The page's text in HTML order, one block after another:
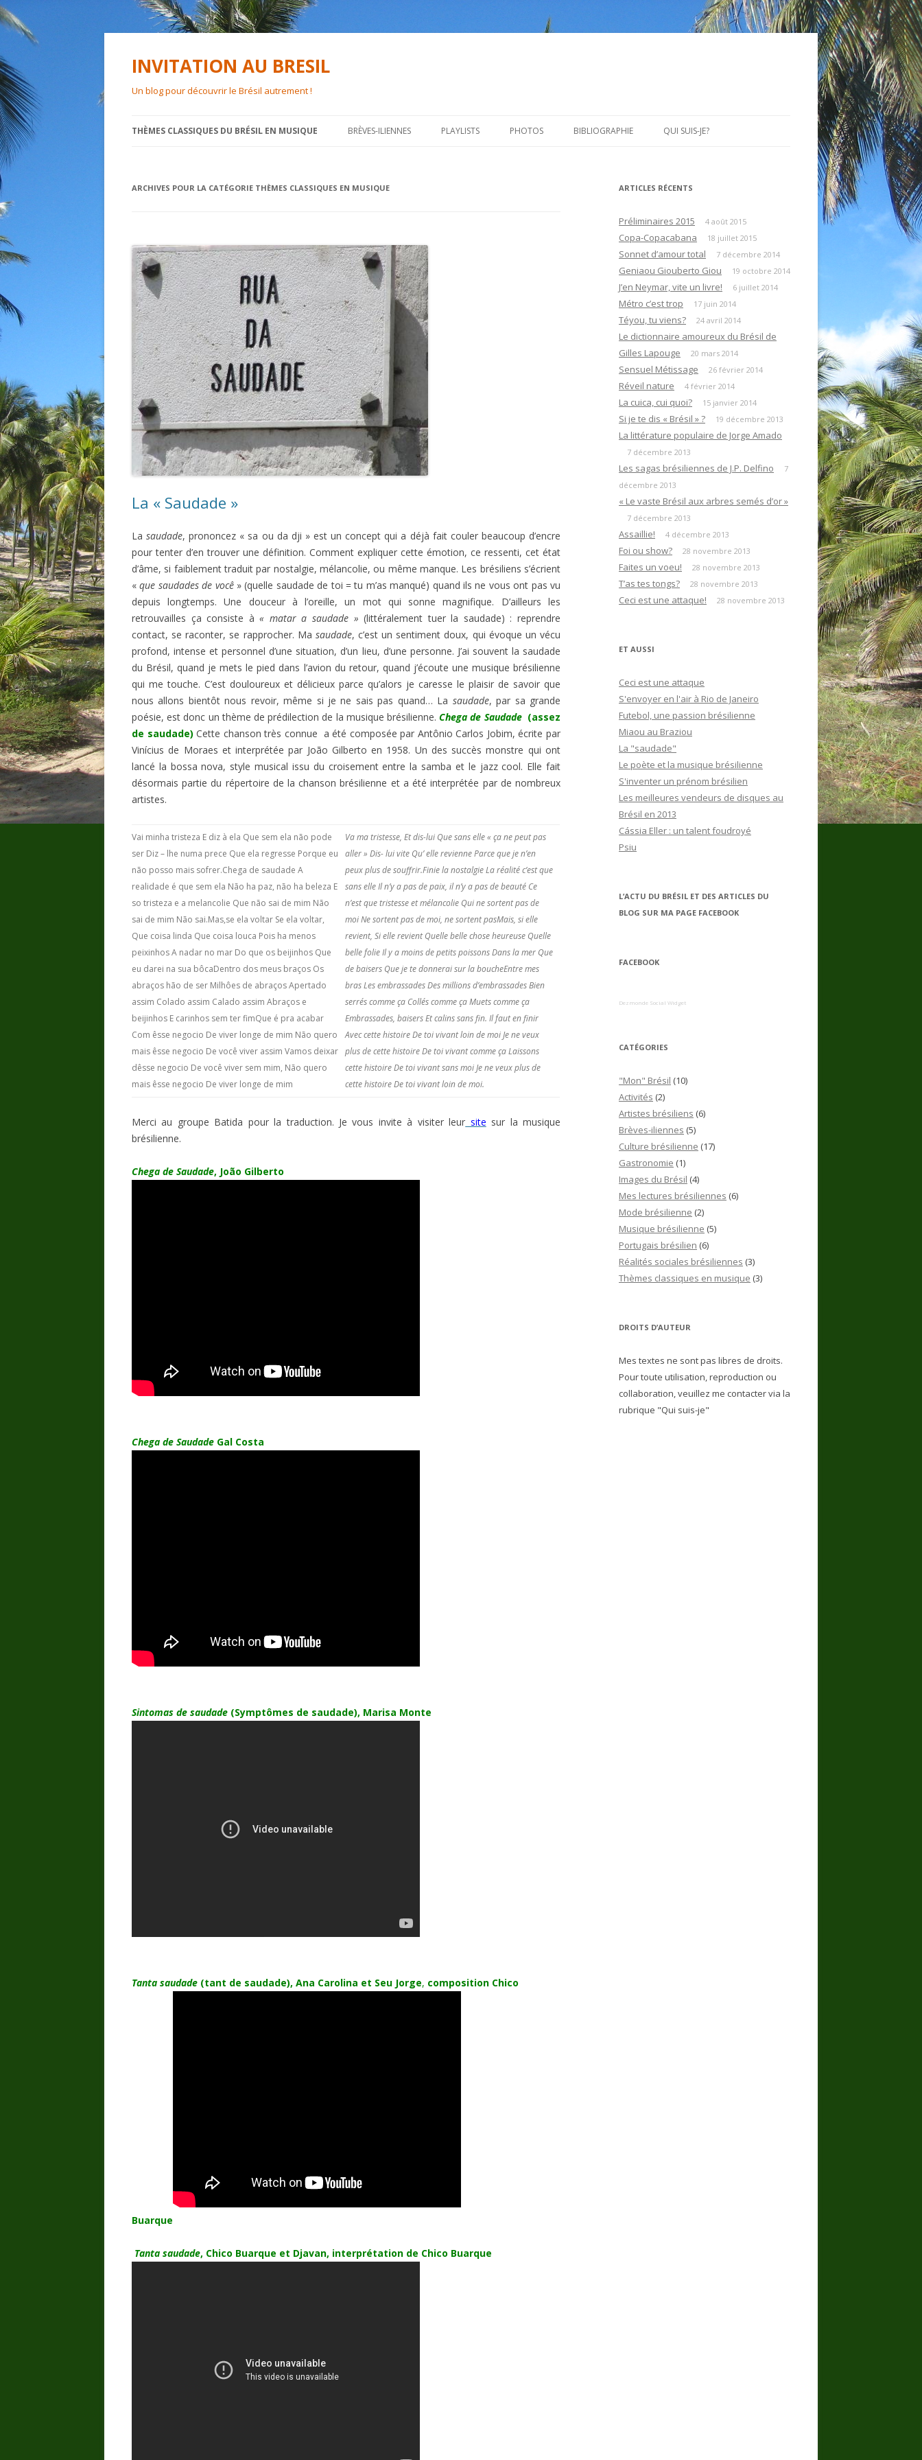
INVITATION AU BRESIL
Un blog pour découvrir le Brésil autrement !
au
THÈMES CLASSIQUES DU BRÉSIL EN MUSIQUE BRÈVES-ILIENNES PLAYLISTS PHOTOS BIBLIOGRAPHIE QUI SUIS-JE?
ARCHIVES POUR LA CATÉGORIE THÈMES CLASSIQUES EN MUSIQUE
La « Saudade »
Lasaudade, prononcez « sa ou da dji » est un concept qui a déjà fait couler beaucoup d’encre
pour tenter d’en trouver une définition. Comment expliquer cette émotion, ce ressenti, cet état
d’âme, si faiblement traduit par nostalgie, mélancolie, ou même manque. Les brésiliens s’écrient
«que saudades de você» (quelle saudade de toi = tu m’as manqué) quand ils ne vous ont pas vu
depuis longtemps. Une douceur à l’oreille, un mot qui sonne magnifique. D’ailleurs les
retrouvailles ça consiste à« matar a saudade » (littéralement tuer la saudade) : reprendre
contact, se raconter, se rapprocher. Ma saudade, c’est un sentiment doux, qui évoque un vécu
profond, intense et personnel d’une situation, d’un lieu, d’une personne. J’ai souvent la saudade
du Brésil, quand je mets le pied dans l’avion du retour, quand j’écoute une musique brésilienne
qui me touche. C’est douloureux et délicieux parce qu’alors je caresse le plaisir de savoir que
nous allons bientôt nous revoir, même si je ne sais pas quand… La saudade, par sa grande
poésie, est donc un thème de prédilection de la musique brésilienne.Chega de Saudade (assez
de saudade) Cette chanson très connue a été composée par Antônio Carlos Jobim, écrite par
Vinícius de Moraes et interprétée par João Gilberto en 1958. Un des succès monstre qui ont
lancé la bossa nova, style musical issu du croisement entre la samba et le jazz cool. Elle fait
désormais partie du répertoire de la chanson brésilienne et a été interprétée par de nombreux
artistes.
Vai minha tristeza E diz à ela Que sem ela não pode
ser Diz – lhe numa prece Que ela regresse Porque eu
não posso mais sofrer.Chega de saudade A
realidade é que sem ela Não ha paz, não ha beleza E
so tristeza e a melancolie Que não sai de mim Não
sai de mim Não sai.Mas,se ela voltar Se ela voltar,
Que coisa linda Que coisa louca Pois ha menos
peixinhos A nadar no mar Do que os beijinhos Que
eu darei na sua bôcaDentro dos meus braços Os
abraços hão de ser Milhôes de abraços Apertado
assim Colado assim Calado assim Abraços e
beijinhos E carinhos sem ter fimQue é pra acabar
Com êsse negocio De viver longe de mim Não quero
mais êsse negocio De você viver assim Vamos deixar
dêsse negocio De você viver sem mim, Não quero
mais êsse negocio De viver longe de mim
Va ma tristesse, Et dis-lui Que sans elle « ça ne peut pas
aller » Dis- lui vite Qu’ elle revienne Parce que je n’en
peux plus de souffrir.Finie la nostalgie La réalité c’est que
sans elle Il n’y a pas de paix, il n’y a pas de beauté Ce
n’est que tristesse et mélancolie Qui ne sortent pas de
moi Ne sortent pas de moi, ne sortent pasMais, si elle
revient, Si elle revient Quelle belle chose heureuse Quelle
belle folie Il y a moins de petits poissons Dans la mer Que
de baisers Que je te donnerai sur la boucheEntre mes
bras Les embrassades Des millions d’embrassades Bien
serrés comme ça Collés comme ça Muets comme ça
Embrassades, baisers Et calins sans fin. Il faut en finir
Avec cette histoire De toi vivant loin de moi Je ne veux
plus de cette histoire De toi vivant comme ça Laissons
cette histoire De toi vivant sans moi Je ne veux plus de
cette histoire De toi vivant loin de moi.
Merci au groupe Batida pour la traduction. Je vous invite à visiter leur site sur la musique
brésilienne.
Chega de Saudade, João Gilberto
Chega de Saudade Gal Costa
Sintomas de saudade (Symptômes de saudade), Marisa Monte
Tanta saudade (tant de saudade), Ana Carolina et Seu Jorge, composition Chico
Buarque
Tanta saudade, Chico Buarque et Djavan, interprétation de Chico Buarque
ARTICLES RÉCENTS
Préliminaires 2015 4 août 2015
Copa-Copacabana 18 juillet 2015
Sonnet d’amour total 7 décembre 2014
Geniaou Giouberto Giou 19 octobre 2014
J’en Neymar, vite un livre! 6 juillet 2014
Métro c’est trop 17 juin 2014
Téyou, tu viens? 24 avril 2014
Le dictionnaire amoureux du Brésil de
Gilles Lapouge
20 mars 2014
Sensuel Métissage 26 février 2014
Réveil nature 4 février 2014
La cuica, cui quoi? 15 janvier 2014
Si je te dis « Brésil » ? 19 décembre 2013
La littérature populaire de Jorge Amado
7 décembre 2013
Les sagas brésiliennes de J.P. Delfino
7
décembre 2013
« Le vaste Brésil aux arbres semés d’or »
7 décembre 2013
Assaillie! 4 décembre 2013
Foi ou show? 28 novembre 2013
Faites un voeu! 28 novembre 2013
T’as tes tongs? 28 novembre 2013
Ceci est une attaque! 28 novembre 2013
ET AUSSI
Ceci est une attaque
S'envoyer en l'air à Rio de Janeiro
Futebol, une passion brésilienne
Miaou au Braziou
La "saudade"
Le poète et la musique brésilienne
S'inventer un prénom brésilien
Les meilleures vendeurs de disques au
Brésil en 2013
Cássia Eller : un talent foudroyé
Psiu
L’ACTU DU BRÉSIL ET DES ARTICLES DU
BLOG SUR MA PAGE FACEBOOK
FACEBOOK
Dezmonde Social Widget
CATÉGORIES
"Mon" Brésil (10)
Activités (2)
Artistes brésiliens (6)
Brèves-iliennes (5)
Culture brésilienne (17)
Gastronomie (1)
Images du Brésil (4)
Mes lectures brésiliennes (6)
Mode brésilienne (2)
Musique brésilienne (5)
Portugais brésilien (6)
Réalités sociales brésiliennes (3)
Thèmes classiques en musique (3)
DROITS D’AUTEUR
Mes textes ne sont pas libres de droits.
Pour toute utilisation, reproduction ou
collaboration, veuillez me contacter via la
rubrique "Qui suis-je"